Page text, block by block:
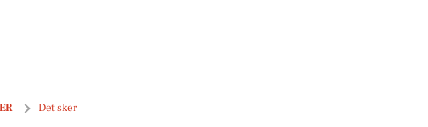
Det sker
for børn, Jiujitsu træning og ny sci-fi film i Nibe - Oplev det hele i næste uge